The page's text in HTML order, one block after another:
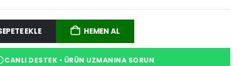
EKLE HEMEN AL
CANLI DESTEK • ÜRÜN UZMANINA SORUN